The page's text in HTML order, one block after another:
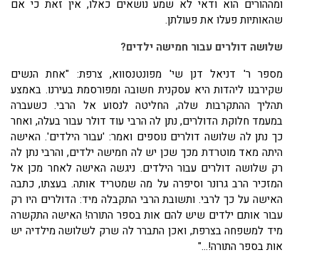
ומההורים הוא ודאי לא שמע נושאים כאלו, אין זאת כי אם
שהאותיות פעלו את פעולתן.
שלושה דולרים עבור חמישה ילדים?
מספר ר' דניאל דנן שי' מפונטנסווא, צרפת: "אחת הנשים
שקירבנו ליהדות היא עסקנית חשובה ומפורסמת בעירנו. באמצע
תהליך ההתקרבות שלה, החליטה לנסוע אל הרבי. כשעברה
במעמד חלוקת הדולרים, נתן לה הרבי עוד דולר עבור בעלה, ואחר
כך נתן לה שלושה דולרים נוספים ואמר: 'עבור הילדים'. האישה
היתה מאד מוטרדת מכך שכן יש לה חמישה ילדים, והרבי נתן לה
רק שלושה דולרים עבור הילדים. ניגשה האישה לאחר מכן אל
המזכיר הרב גרונר וסיפרה על מה שמטריד אותה. בעצתו, כתבה
האישה על כך לרבי. ותשובת הרבי התקבלה מיד: הדולרים היו רק
עבור אותם ילדים שיש להם אות בספר התורה! האישה התקשרה
מיד למשפחה בצרפת, ואכן התברר לה שרק לשלושה מילדיה יש
אות בספר התורה!..."